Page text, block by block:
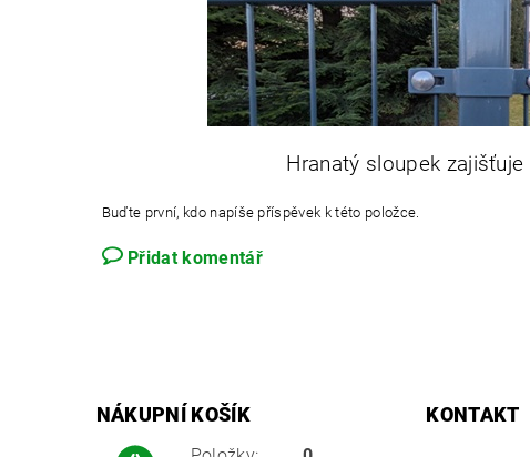
Hranatý sloupek zajišťuje
Buďte první, kdo napíše příspěvek k této položce.
Přidat komentář
NÁKUPNÍ KOŠÍK KONTAKT